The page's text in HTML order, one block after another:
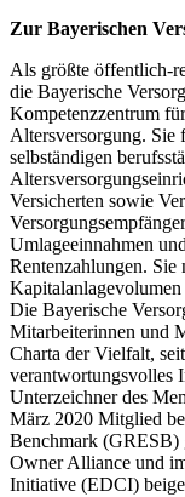
Zur Bayerischen
Als größte öffentlich-
die Bayerische
Kompetenzzentrum
Altersversorgung. Sie
selbständigen
Versicherten sowie
Umlageeinnahmen
Rentenzahlungen. Sie
Die Bayerische
Mitarbeiterinnen und
Charta der Vielfalt,
verantwortungsvolles
Unterzeichner des
März 2020 Mitglied
Benchmark (GRESB)
Owner Alliance und
Initiative (EDCI)